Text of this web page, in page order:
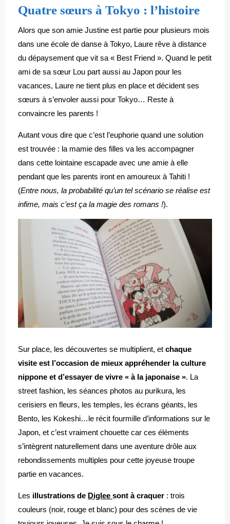
Quatre sœurs à Tokyo : l’histoire
Alors que son amie Justine est partie pour plusieurs mois
dans une école de danse à Tokyo, Laure rêve à distance
du dépaysement que vit sa « Best Friend ». Quand le petit
ami de sa sœur Lou part aussi au Japon pour les
vacances, Laure ne tient plus en place et décident ses
sœurs à s’envoler aussi pour Tokyo… Reste à
convaincre les parents !
Autant vous dire que c’est l’euphorie quand une solution
est trouvée : la mamie des filles va les accompagner
dans cette lointaine escapade avec une amie à elle
pendant que les parents iront en amoureux à Tahiti !
(Entre nous, la probabilité qu’un tel scénario se réalise est
infime, mais c’est ça la magie des romans !).
Sur place, les découvertes se multiplient, et chaque
visite est l’occasion de mieux appréhender la culture
nippone et d’essayer de vivre « à la japonaise ». La
street fashion, les séances photos au purikura, les
cerisiers en fleurs, les temples, les écrans géants, les
Bento, les Kokeshi…le récit fourmille d’informations sur le
Japon, et c’est vraiment chouette car ces éléments
s’intègrent naturellement dans une aventure drôle aux
rebondissements multiples pour cette joyeuse troupe
partie en vacances.
Les illustrations de Diglee sont à craquer : trois
couleurs (noir, rouge et blanc) pour des scènes de vie